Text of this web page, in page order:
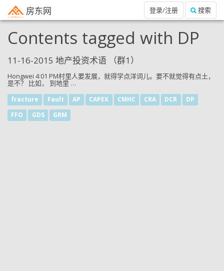
房东网 搜索
登录/注册
Contents tagged with DP
11-16-2015 地产投资术语 （群1）
Hongwei 4:01 PM村里人要发展，就得学点洋词儿。要不就觉得有点土，
是不？ 比如， 到地里 …
fracture Fault AP CAPEX CMHC CRA DCR
DP
FFO
GDS GRM